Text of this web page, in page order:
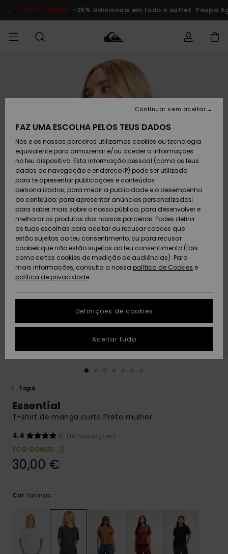
do
DUPLA PROMO -25% adicionais em todo o outlet Poupa
Roupas
Calçado e
chinelos
Surfe/água
Snow
Artigos
recém-
chegados
Coleções
MENINO
Roupas
Calçado e
chinelos
Surfe/água
Neve
Artigos
recém-
chegados
Highlights
MULHER
Shop
chegados
Highlights
Snow
SURF
Surf Shop
Homem
Crianças
Highlights
Community
SNOW
Artigos
Neve
Homem
Artigos
Criança
Snow Shop
Feminino
Highlights
Community
DUPLA
PROMO
Outlet
Homem
Criança
Outlet
Mulher
AJUDA
Acede à tua
encomenda
Devoluções
Pagamento
Cartão
presente
Quiksilver
Freedom
Protecção de
dados
Guia de
tamanhos
conversa para
obteres a
resposta mais
rápida à tua
respostas
para as
Consultar
as FAQ
SUSTAINABILITY
PRESENTE
DESEJO
Tops
Essential
T-shirt de manga curta Preto mulher
4.4
(19 Avaliações)
ECO-BONUS
30,00 €
CorTarmac
FAZ UMA ESCOLHA PELOS TEUS DADOS
Nós e os nossos parceiros utilizamos cookies ou tecnologia
equivalente para armazenar e/ou aceder a informações
no teu dispositivo. Esta informação pessoal (como os teus
dados de navegação e endereço IP) pode ser utilizada
para te apresentar publicações e conteúdos
personalizados; para medir a publicidade e o desempenho
do conteúdo; para apresentar anúncios personalizados;
para saber mais sobre o nosso público; para desenvolver e
melhorar os produtos dos nossos parceiros. Podes definir
as tuas escolhas para aceitar ou recusar cookies que
estão sujeitos ao teu consentimento, ou para recusar
cookies que não estão sujeitos ao teu consentimento (tais
como certos cookies de medição de audiências). Para
mais informações, consulta a nossa política de Cookies e
política de privacidade
Definições de cookies
Continuar sem aceitar
Aceitar tudo